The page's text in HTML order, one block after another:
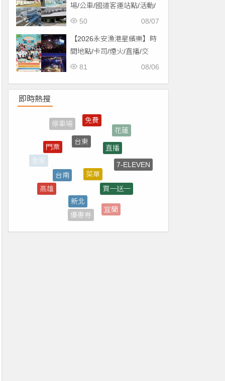
場/公車/國道客運站點/活動/
交通，啟用免費停車！ 08/07
50
【2026永安漁港星繽樂】時
間地點/卡司/煙火/直播/交
通，免費入場！
08/06
81
即時熱搜
全家
台東
直播
7-ELEVEN
外帶
南投
市集
台南
菜單
買一送一
宜蘭
優惠券